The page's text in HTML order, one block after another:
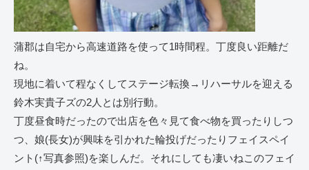
蒲郡は自宅から高速道路を使って1時間程。丁度良い距離だ
ね。
現地に着いて程なくしてステージ転換→リハーサルを迎える
鈴木実貴子ズの2人とは別行動。
丁度昼食時だったので出店を色々見て食べ物を買ったりしつ
つ、娘(長女)が興味を引かれた輪投げだったりフェイスペイ
ント(↑写真参照)を楽しんだ。それにしても凄いねこのフェイ